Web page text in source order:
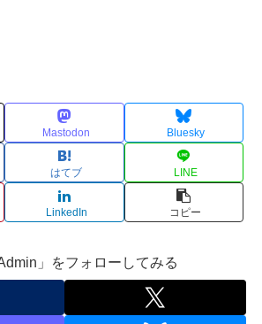
Mastodon Bluesky
はてブ LINE
LinkedIn コピー
」をフォローしてみる